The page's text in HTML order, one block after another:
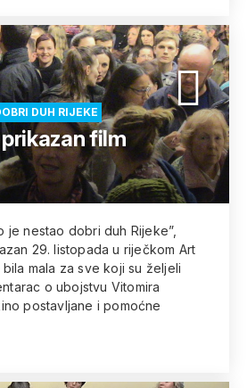
DUH RIJEKE
film
je nestao dobri duh Rijeke”,
29. listopada u riječkom Art
mala za sve koji su željeli
o ubojstvu Vitomira
postavljane i pomoćne